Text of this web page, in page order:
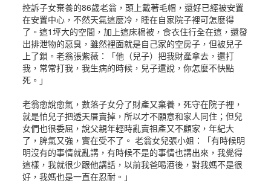
控訴子女棄養的86歲老翁，頭上戴著毛帽，還好已經被安置
在安置中心，不然天氣這麼冷，睡在自家院子裡可怎麼得
了。這1坪大的空間，加上這床棉被，食衣住行全在這，還發
出排泄物的惡臭，雖然裡面就是自己家的空房子，但被兒子
上了鎖。老翁張紫薇：「他（兒子）把我財產拿去，還打
我，常常打我，我生病的時候，兒子還說，你怎麼不快點
死。」
老翁愈說愈氣，數落子女分了財產又棄養，死守在院子裡，
就是怕兒子把透天厝賣掉，所以才不願意和家人同住；但兒
女們也很委屈，說父親年輕時亂賣祖產又不顧家，年紀大
了，脾氣又強，實在受不了。 老翁女兒張小姐：「有時候明
明沒有的事情就亂講，有時候不是的事情也講出來，我覺得
這樣，我就很少跟他講話，以前我爸喝酒後，對我媽不是很
好，我媽也是一直在忍耐。」